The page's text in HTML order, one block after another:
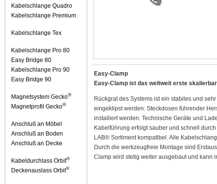
Kabelschlange Quadro
Kabelschlange Premium
Kabelschlange Tex
Kabelschlange Pro 80
Easy Bridge 80
Kabelschlange Pro 90
Easy Bridge 90
Magnetsystem Gecko®
Magnetprofil Gecko®
Anschluß an Möbel
Anschluß an Boden
Anschluß an Decke
Kabeldurchlass Orbit®
Deckenauslass Orbit®
Easy-Clamp
Easy-Clamp ist das weltweit erste
Rückgrat des Systems ist ein stabiles und
eingeklipst werden. Steckdosen führender
installiert werden. Technische Geräte und
Kabelführung erfolgt sauber und schnell
LAB® Sortiment kompatibel. Alle
Durch die werkzeugfreie Montage sind
Clamp wird stetig weiter ausgebaut und kann